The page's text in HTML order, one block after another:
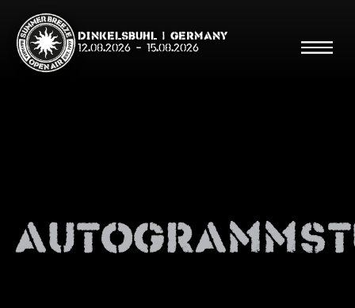
Dinkelsbühl | Germany
12.08.2026 - 15.08.2026
Shop